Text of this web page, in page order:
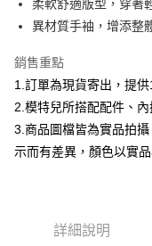
臺灣中小企業銀行
聯邦商業銀行
元大商業銀行
台新國際商業銀行
台灣樂天信用卡公司
Apple Pay
悠遊付
Google Pay
大哥付你分期
2.付款方式選擇「大哥付
流程，驗證手機門號後，
相關說明
柔軟舒適版型，穿著
異材質手袖，增添整
銷售重點
1.訂單為現貨寄出，提
2.模特兒所搭配配件、
3.商品圖檔皆為實品拍
示而有差異，顏色以實品
詳細說明